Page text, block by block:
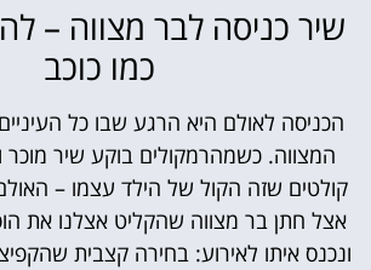
שיר כניסה לבר מצווה –
כמו כוכב
הכניסה לאולם היא הרגע שבו כל
המצווה. כשמהרמקולים בוקע שיר מוכר
קולטים שזה הקול של הילד עצמו –
אצל חתן בר מצווה שהקליט אצלנו את
ונכנס איתו לאירוע: בחירה קצבית